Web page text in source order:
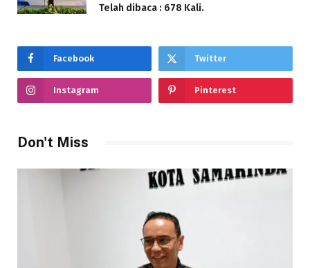
Telah dibaca : 678 Kali.
Facebook Twitter
Instagram Pinterest
Don't Miss